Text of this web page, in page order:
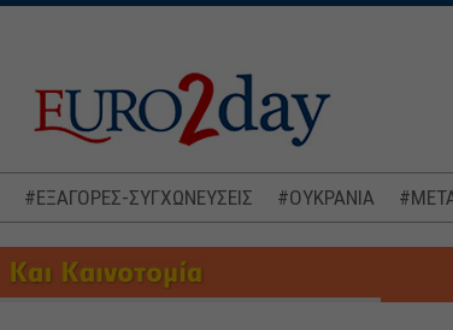
#ΕΞΑΓΟΡΕΣ-ΣΥΓΧΩΝΕΥΣΕΙΣ #ΟΥΚΡΑΝΙΑ